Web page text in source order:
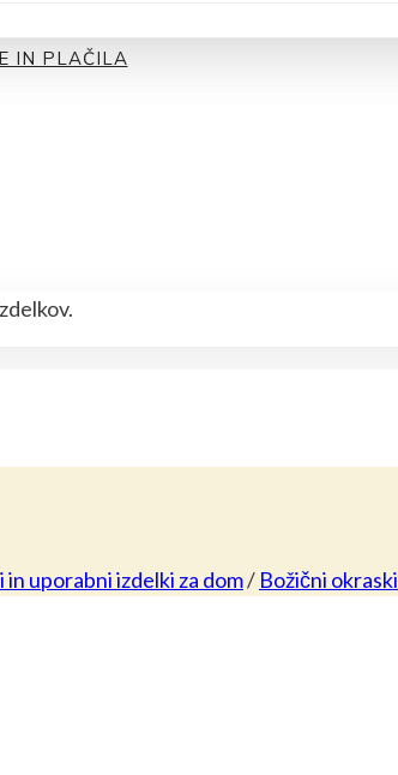
IN PLAČILA
in uporabni izdelki za dom/ Božični okraski